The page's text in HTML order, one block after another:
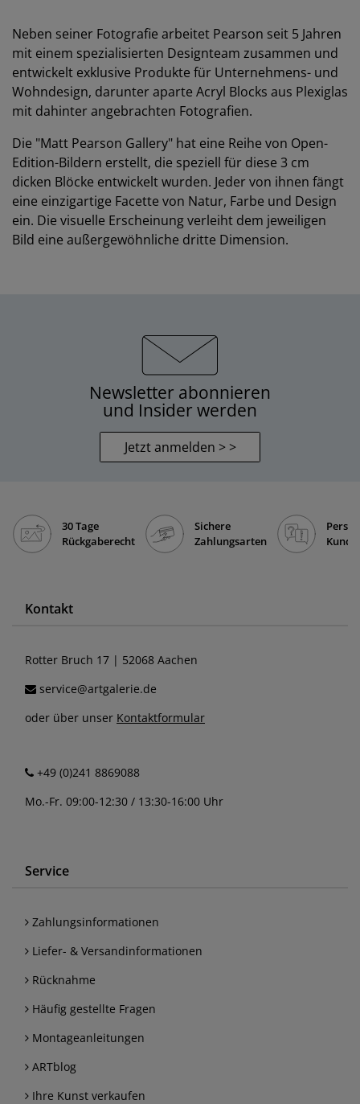
Neben seiner Fotografie arbeitet Pearson seit 5 Jahren
mit einem spezialisierten Designteam zusammen und
entwickelt exklusive Produkte für Unternehmens- und
Wohndesign, darunter aparte Acryl Blocks aus Plexiglas
mit dahinter angebrachten Fotografien.
Die "Matt Pearson Gallery" hat eine Reihe von Open-
Edition-Bildern erstellt, die speziell für diese 3 cm
dicken Blöcke entwickelt wurden. Jeder von ihnen fängt
eine einzigartige Facette von Natur, Farbe und Design
ein. Die visuelle Erscheinung verleiht dem jeweiligen
Bild eine außergewöhnliche dritte Dimension.
Newsletter abonnieren
und Insider werden
Jetzt anmelden > >
30 Tage
Rückgaberecht
Sichere
Zahlungsarten
Kontakt
Rotter Bruch 17 | 52068 Aachen
service@artgalerie.de
oder über unser Kontaktformular
+49 (0)241 8869088
Mo.-Fr. 09:00-12:30 / 13:30-16:00 Uhr
Service
Zahlungsinformationen
Liefer- & Versandinformationen
Rücknahme
Häufig gestellte Fragen
Montageanleitungen
ARTblog
Ihre Kunst verkaufen